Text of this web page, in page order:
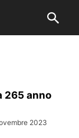
265 anno
2023